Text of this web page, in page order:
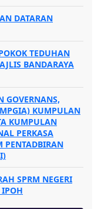
DATARAN
TEDUHAN
BANDARAYA
GOVERNANS,
KUMPULAN
KUMPULAN
PERKASA
PENTADBIRAN
SPRM NEGERI
IPOH